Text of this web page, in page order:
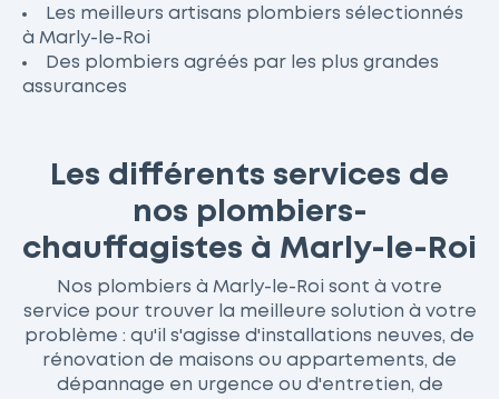
Les meilleurs artisans plombiers sélectionnés
à Marly-le-Roi
Des plombiers agréés par les plus grandes
assurances
Les différents services de
nos plombiers-
chauffagistes à Marly-le-Roi
Nos plombiers à Marly-le-Roi sont à votre
service pour trouver la meilleure solution à votre
problème : qu'il s'agisse d'installations neuves, de
rénovation de maisons ou appartements, de
dépannage en urgence ou d'entretien, de